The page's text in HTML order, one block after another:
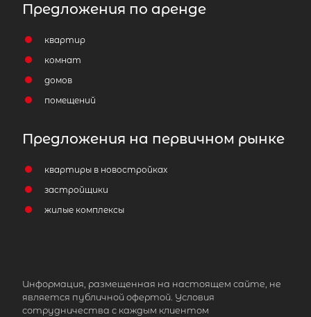
Предложения по аренде
квартир
комнат
домов
помещений
Предложения на первичном рынке
квартиры в новостройках
застройщики
жилые комплексы
Информация, размещенная на настоящем сайте, не
является публичной офертой. Условия
сотрудничества с каждым клиентом